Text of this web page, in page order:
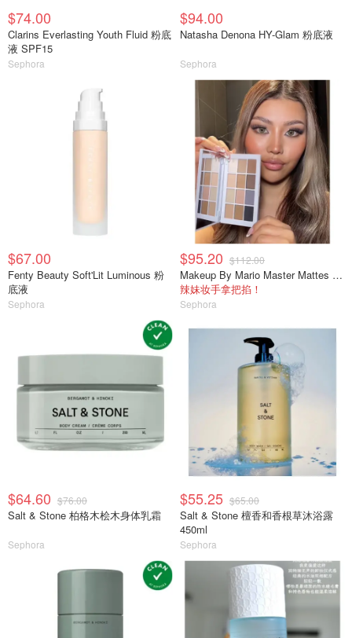
$74.00
Clarins Everlasting Youth Fluid 粉底
液 SPF15
Sephora
$94.00
Natasha Denona HY-Glam 粉底液
Sephora
$67.00
Fenty Beauty Soft'Lit Luminous 粉
底液
Sephora
$95.20 $112.00
Makeup By Mario Master Mattes 中性眼影盘
辣妹妆手拿把掐！
Sephora
$64.60 $76.00
Salt & Stone 柏格木桧木身体乳霜
Sephora
$55.25 $65.00
Salt & Stone 檀香和香根草沐浴露
450ml
Sephora